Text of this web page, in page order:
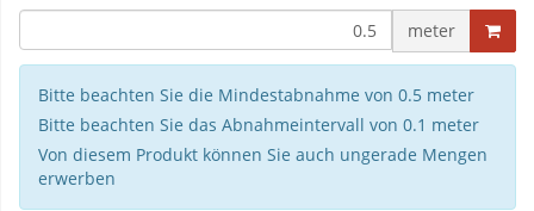
meter
Bitte beachten Sie die Mindestabnahme von 0.5 meter
Bitte beachten Sie das Abnahmeintervall von 0.1 meter
Von diesem Produkt können Sie auch ungerade Mengen
erwerben